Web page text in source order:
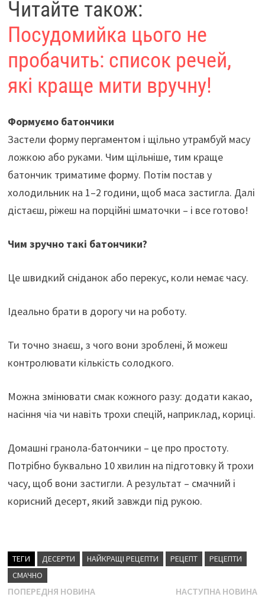
Читайте також:
Посудомийка цього не
пробачить: список речей,
які краще мити вручну!
Формуємо батончики
Застели форму пергаментом і щільно утрамбуй масу
ложкою або руками. Чим щільніше, тим краще
батончик триматиме форму. Потім постав у
холодильник на 1–2 години, щоб маса застигла. Далі
дістаєш, ріжеш на порційні шматочки – і все готово!
Чим зручно такі батончики?
Це швидкий сніданок або перекус, коли немає часу.
Ідеально брати в дорогу чи на роботу.
Ти точно знаєш, з чого вони зроблені, й можеш
контролювати кількість солодкого.
Можна змінювати смак кожного разу: додати какао,
насіння чіа чи навіть трохи спецій, наприклад, кориці.
Домашні гранола-батончики – це про простоту.
Потрібно буквально 10 хвилин на підготовку й трохи
часу, щоб вони застигли. А результат – смачний і
корисний десерт, який завжди під рукою.
ТЕГИ ДЕСЕРТИ НАЙКРАЩІ РЕЦЕПТИ РЕЦЕПТ
РЕЦЕПТИ
СМАЧНО
ПОПЕРЕДНЯ НОВИНАПопередня
НАСТУПНА НОВИНА